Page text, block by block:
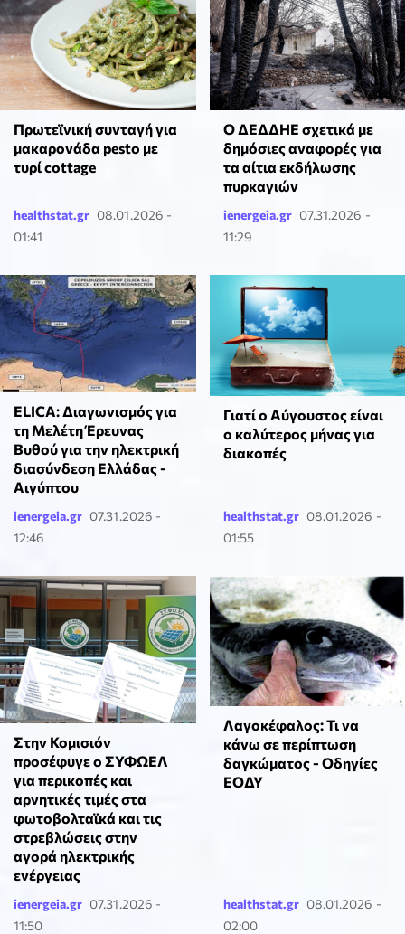
Πρωτεϊνική συνταγή για
μακαρονάδα pesto με
τυρί cottage
healthstat.gr 08.01.2026 -
01:41
Ο ΔΕΔΔΗΕ σχετικά με
δημόσιες αναφορές για
τα αίτια εκδήλωσης
πυρκαγιών
ienergeia.gr 07.31.2026 -
11:29
ELICA: Διαγωνισμός για
τη Μελέτη Έρευνας
Βυθού για την ηλεκτρική
διασύνδεση Ελλάδας -
Αιγύπτου
ienergeia.gr 07.31.2026 -
12:46
Γιατί ο Αύγουστος είναι
ο καλύτερος μήνας για
διακοπές
healthstat.gr 08.01.2026 -
01:55
Στην Κομισιόν
προσέφυγε ο ΣΥΦΩΕΛ
για περικοπές και
αρνητικές τιμές στα
φωτοβολταϊκά και τις
στρεβλώσεις στην
αγορά ηλεκτρικής
ενέργειας
ienergeia.gr 07.31.2026 -
11:50
Λαγοκέφαλος: Τι να
κάνω σε περίπτωση
δαγκώματος - Οδηγίες
ΕΟΔΥ
healthstat.gr 08.01.2026 -
02:00